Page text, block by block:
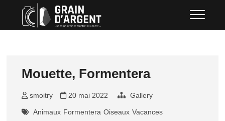
content
QUAND UN GRAIN RENCONTRE LA
Mouette, Formentera
smoitry 20 mai 2022 Gallery
Animaux Formentera Oiseaux Vacances